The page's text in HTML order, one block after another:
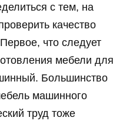
с тем, на
качество
что следует
мебели для
Большинство
машинного
труд тоже